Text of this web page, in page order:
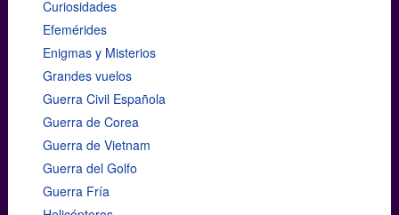
Curiosidades
Efemérides
Enigmas y Misterios
Grandes vuelos
Guerra Civil Española
Guerra de Corea
Guerra de Vietnam
Guerra del Golfo
Guerra Fría